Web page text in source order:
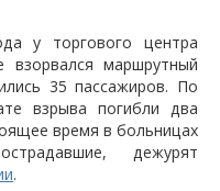
у торгового центра
маршрутный
35 пассажиров. По
взрыва погибли два
время в больницах
дежурят
.